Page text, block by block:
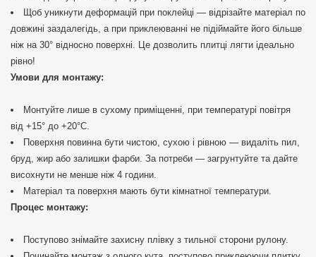
Щоб уникнути деформацій при поклейці — відрізайте матеріал по
довжині заздалегідь, а при приклеюванні не підіймайте його більше
ніж на 30° відносно поверхні. Це дозволить плитці лягти ідеально
рівно!
Умови для монтажу:
Монтуйте лише в сухому приміщенні, при температурі повітря
від +15° до +20°C.
Поверхня повинна бути чистою, сухою і рівною — видаліть пил,
бруд, жир або залишки фарби. За потреби — загрунтуйте та дайте
висохнути не менше ніж 4 години.
Матеріал та поверхня мають бути кімнатної температури.
Процес монтажу:
Поступово знімайте захисну плівку з тильної сторони рулону.